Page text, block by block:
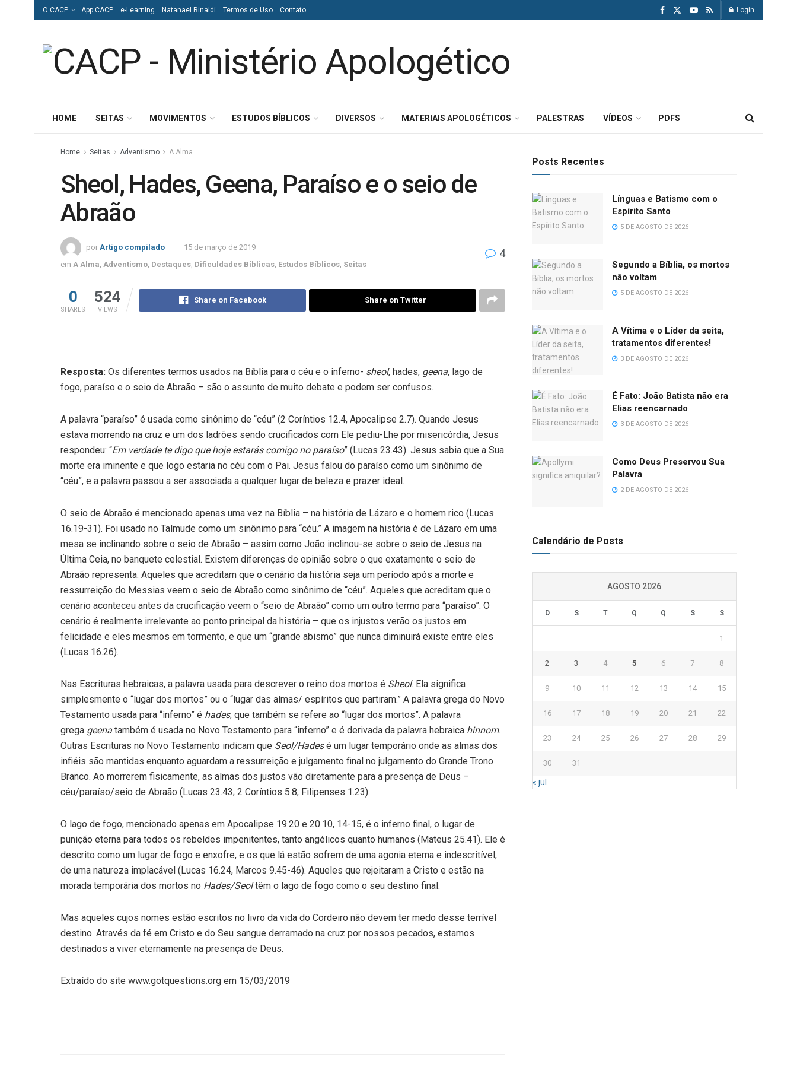
O CACP App CACP e-Learning Natanael Rinaldi Termos de Uso Contato Login
HOME SEITAS MOVIMENTOS ESTUDOS BÍBLICOS DIVERSOS MATERIAIS APOLOGÉTICOS PALESTRAS VÍDEOS PDFS
Home Seitas Adventismo A Alma
Sheol, Hades, Geena, Paraíso e o seio de
Abraão
por Artigo compilado
15 de março de 2019
em A Alma Adventismo Destaques Dificuldades Bíblicas Estudos Bíblicos Seitas
4
0
SHARES
524
VIEWS
Share on Facebook Share on Twitter
Resposta: Os diferentes termos usados na Bíblia para o céu e o inferno- sheol, hades, geena, lago de
fogo, paraíso e o seio de Abraão – são o assunto de muito debate e podem ser confusos.
A palavra “paraíso” é usada como sinônimo de “céu” (2 Coríntios 12.4, Apocalipse 2.7). Quando Jesus
estava morrendo na cruz e um dos ladrões sendo crucificados com Ele pediu-Lhe por misericórdia, Jesus
respondeu: “Em verdade te digo que hoje estarás comigo no paraíso” (Lucas 23.43). Jesus sabia que a Sua
morte era iminente e que logo estaria no céu com o Pai. Jesus falou do paraíso como um sinônimo de
“céu”, e a palavra passou a ser associada a qualquer lugar de beleza e prazer ideal.
O seio de Abraão é mencionado apenas uma vez na Bíblia – na história de Lázaro e o homem rico (Lucas
16.19-31). Foi usado no Talmude como um sinônimo para “céu.” A imagem na história é de Lázaro em uma
mesa se inclinando sobre o seio de Abraão – assim como João inclinou-se sobre o seio de Jesus na
Última Ceia, no banquete celestial. Existem diferenças de opinião sobre o que exatamente o seio de
Abraão representa. Aqueles que acreditam que o cenário da história seja um período após a morte e
ressurreição do Messias veem o seio de Abraão como sinônimo de “céu”. Aqueles que acreditam que o
cenário aconteceu antes da crucificação veem o “seio de Abraão” como um outro termo para “paraíso”. O
cenário é realmente irrelevante ao ponto principal da história – que os injustos verão os justos em
felicidade e eles mesmos em tormento, e que um “grande abismo” que nunca diminuirá existe entre eles
(Lucas 16.26).
Nas Escrituras hebraicas, a palavra usada para descrever o reino dos mortos é Sheol. Ela significa
simplesmente o “lugar dos mortos” ou o “lugar das almas/ espíritos que partiram.” A palavra grega do Novo
Testamento usada para “inferno” é hades, que também se refere ao “lugar dos mortos”. A palavra
grega geena também é usada no Novo Testamento para “inferno” e é derivada da palavra hebraica hinnom.
Outras Escrituras no Novo Testamento indicam que Seol/Hadesé um lugar temporário onde as almas dos
infiéis são mantidas enquanto aguardam a ressurreição e julgamento final no julgamento do Grande Trono
Branco. Ao morrerem fisicamente, as almas dos justos vão diretamente para a presença de Deus –
céu/paraíso/seio de Abraão (Lucas 23.43; 2 Coríntios 5.8, Filipenses 1.23).
O lago de fogo, mencionado apenas em Apocalipse 19.20 e 20.10, 14-15, é o inferno final, o lugar de
punição eterna para todos os rebeldes impenitentes, tanto angélicos quanto humanos (Mateus 25.41). Ele é
descrito como um lugar de fogo e enxofre, e os que lá estão sofrem de uma agonia eterna e indescritível,
de uma natureza implacável (Lucas 16.24, Marcos 9.45-46). Aqueles que rejeitaram a Cristo e estão na
morada temporária dos mortos no Hades/Seoltêm o lago de fogo como o seu destino final.
Mas aqueles cujos nomes estão escritos no livro da vida do Cordeiro não devem ter medo desse terrível
destino. Através da fé em Cristo e do Seu sangue derramado na cruz por nossos pecados, estamos
destinados a viver eternamente na presença de Deus.
Extraído do site www.gotquestions.org em 15/03/2019
Posts Recentes
Línguas e Batismo com o
Espírito Santo
5 DE AGOSTO DE 2026
Segundo a Bíblia, os mortos
não voltam
5 DE AGOSTO DE 2026
A Vítima e o Líder da seita,
tratamentos diferentes!
3 DE AGOSTO DE 2026
É Fato: João Batista não era
Elias reencarnado
3 DE AGOSTO DE 2026
Como Deus Preservou Sua
Palavra
2 DE AGOSTO DE 2026
Calendário de Posts
AGOSTO 2026
D S T Q Q S S
1
2 3 4 5 6 7 8
9 10 11 12 13 14 15
16 17 18 19 20 21 22
23 24 25 26 27 28 29
30 31
« jul